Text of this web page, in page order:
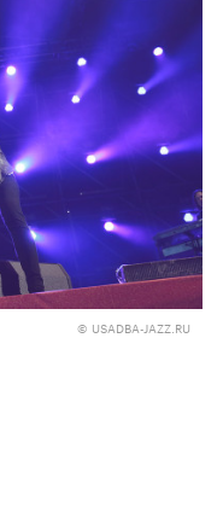
© USADBA-JAZZ.RU